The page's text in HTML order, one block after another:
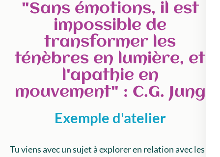
"Sans émotions, il est
impossible de
transformer les
ténèbres en lumière, et
l'apathie en
mouvement" : C.G. Jung
Exemple d'atelier
Tu viens avec un sujet à explorer en relation avec les